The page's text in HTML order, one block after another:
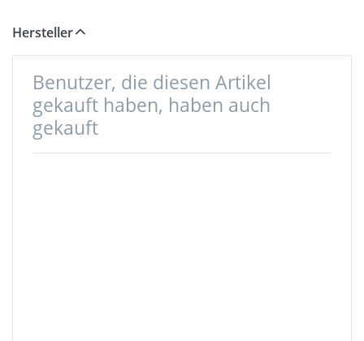
Hersteller
Benutzer, die diesen Artikel
gekauft haben, haben auch
gekauft